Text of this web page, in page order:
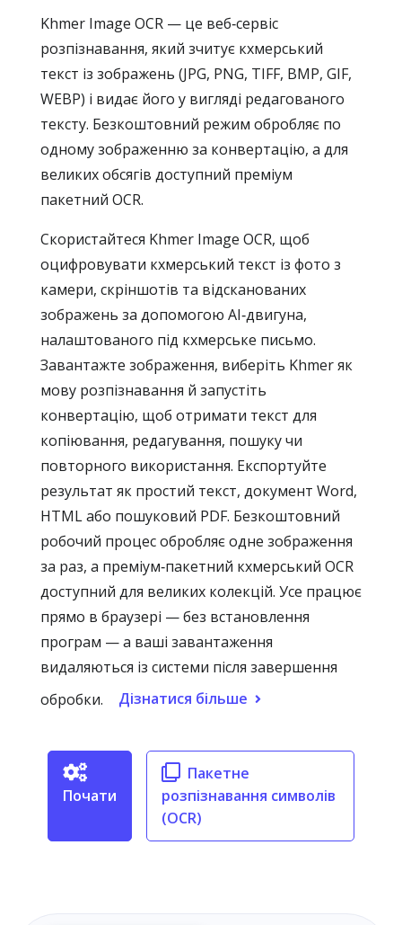
Khmer Image OCR — це веб‑сервіс
розпізнавання, який зчитує кхмерський
текст із зображень (JPG, PNG, TIFF, BMP, GIF,
WEBP) і видає його у вигляді редагованого
тексту. Безкоштовний режим обробляє по
одному зображенню за конвертацію, а для
великих обсягів доступний преміум
пакетний OCR.
Скористайтеся Khmer Image OCR, щоб
оцифровувати кхмерський текст із фото з
камери, скріншотів та відсканованих
зображень за допомогою AI‑двигуна,
налаштованого під кхмерське письмо.
Завантажте зображення, виберіть Khmer як
мову розпізнавання й запустіть
конвертацію, щоб отримати текст для
копіювання, редагування, пошуку чи
повторного використання. Експортуйте
результат як простий текст, документ Word,
HTML або пошуковий PDF. Безкоштовний
робочий процес обробляє одне зображення
за раз, а преміум‑пакетний кхмерський OCR
доступний для великих колекцій. Усе працює
прямо в браузері — без встановлення
програм — а ваші завантаження
видаляються із системи після завершення
обробки.
Дізнатися більше
Почати
Пакетне
розпізнавання символів
(OCR)